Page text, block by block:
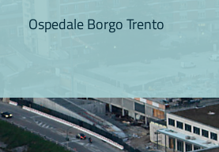
Ospedale Borgo Trento